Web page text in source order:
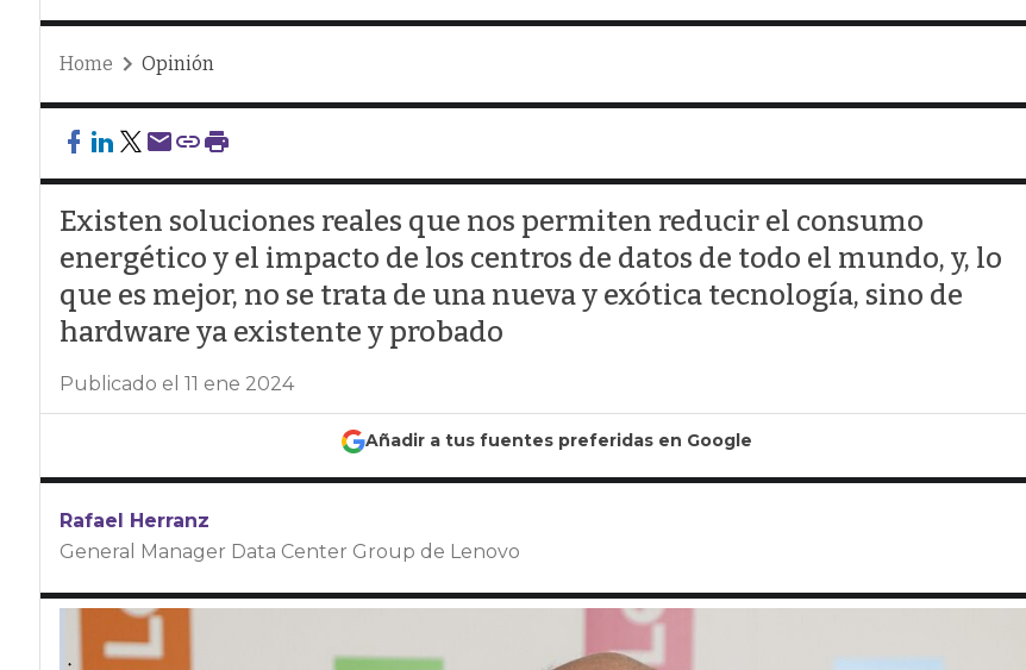
Home Opinión
Existen soluciones reales que nos permiten reducir el consumo
energético y el impacto de los centros de datos de todo el mundo, y, lo
que es mejor, no se trata de una nueva y exótica tecnología, sino de
hardware ya existente y probado
Publicado el 11 ene 2024
Añadir a tus fuentes preferidas en Google
Rafael Herranz
General Manager Data Center Group de Lenovo